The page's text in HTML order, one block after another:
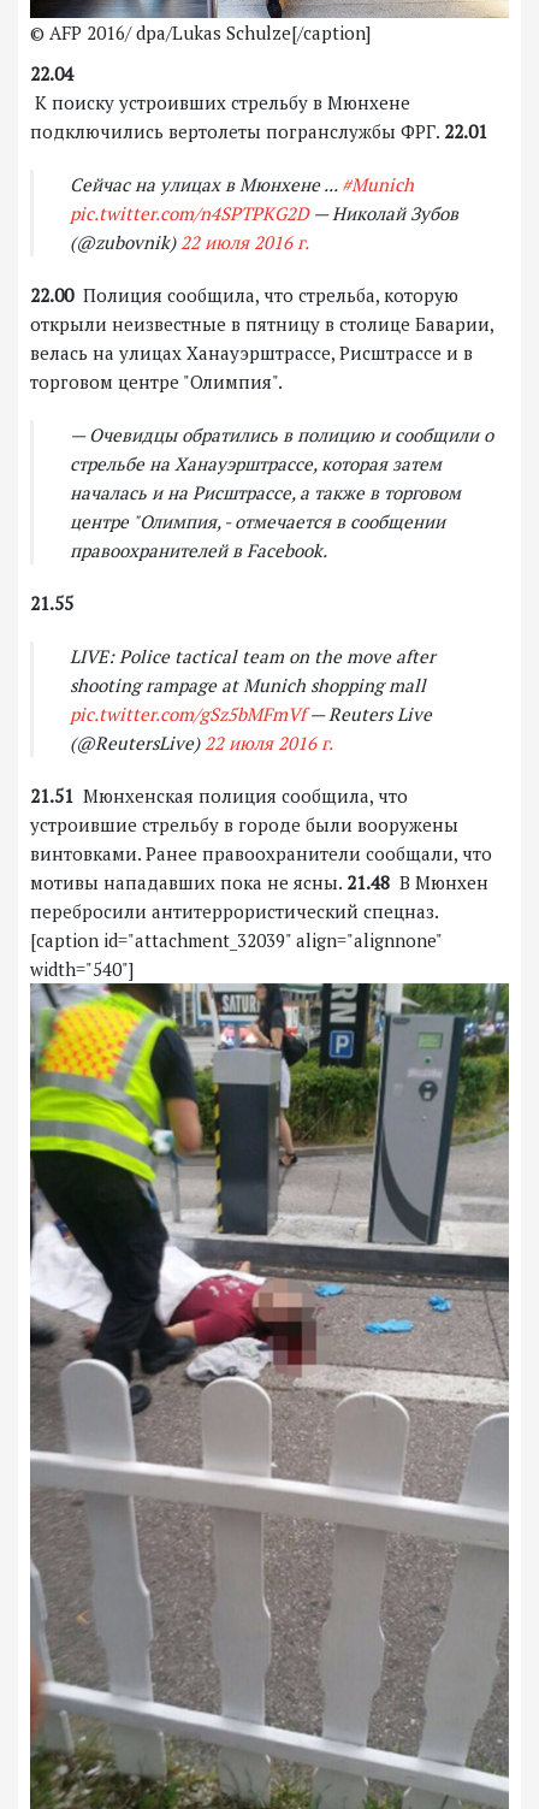
© AFP 2016/ dpa/Lukas Schulze[/caption]
22.04
К поиску устроивших стрельбу в Мюнхене
подключились вертолеты погранслужбы ФРГ. 22.01
Сейчас на улицах в Мюнхене ... #Munich
pic.twitter.com/n4SPTPKG2D— Николай Зубов
(@zubovnik)22 июля 2016 г.
22.00Полиция сообщила, что стрельба, которую
открыли неизвестные в пятницу в столице Баварии,
велась на улицах Ханауэрштрассе, Рисштрассе и в
торговом центре "Олимпия".
— Очевидцы обратились в полицию и сообщили о
стрельбе на Ханауэрштрассе, которая затем
началась и на Рисштрассе, а также в торговом
центре "Олимпия, - отмечается в сообщении
правоохранителей в Facebook.
21.55
LIVE: Police tactical team on the move after
shooting rampage at Munich shopping mall
pic.twitter.com/gSz5bMFmVf— Reuters Live
(@ReutersLive)22 июля 2016 г.
21.51 Мюнхенская полиция сообщила, что
устроившие стрельбу в городе были вооружены
винтовками. Ранее правоохранители сообщали, что
мотивы нападавших пока не ясны. 21.48 В Мюнхен
перебросили антитеррористический спецназ.
[caption id="attachment_32039" align="alignnone"
width="540"]